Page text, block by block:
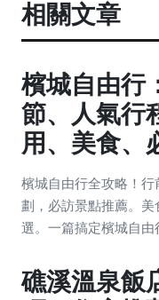
相關文章
檳城自由行
節、人氣行
用、美食、
檳城自由行全攻略！
劃，必訪景點推薦。
選。一篇搞定檳城自由
礁溪溫泉飯